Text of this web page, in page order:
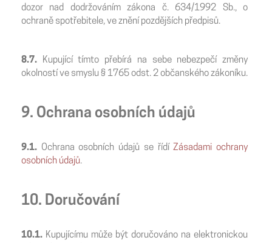
dozor nad dodržováním zákona č. 634/1992 Sb., o
ochraně spotřebitele, ve znění pozdějších předpisů.
8.7.
Kupující tímto přebírá na sebe nebezpečí změny
okolností ve smyslu § 1765 odst. 2 občanského zákoníku.
9. Ochrana osobních údajů
9.1. Ochrana osobních údajů se řídíZásadami ochrany
osobních údajů.
10. Doručování
10.1. Kupujícímu může být doručováno na elektronickou